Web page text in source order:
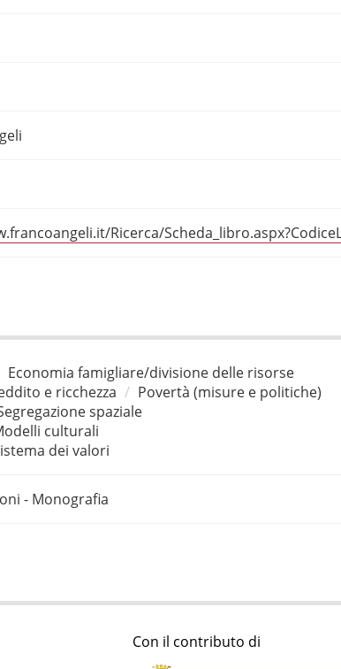
Ricerca/
Economia famigliare/divisione delle risorse
e ricchezza
Povertà (misure e politiche)
spaziale
culturali
dei valori
- Monografia
Con il contributo di